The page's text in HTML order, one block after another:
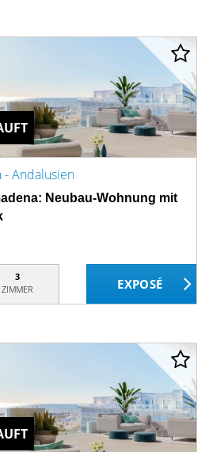
- Andalusien
Neubau-Wohnung mit
3
ZIMMER